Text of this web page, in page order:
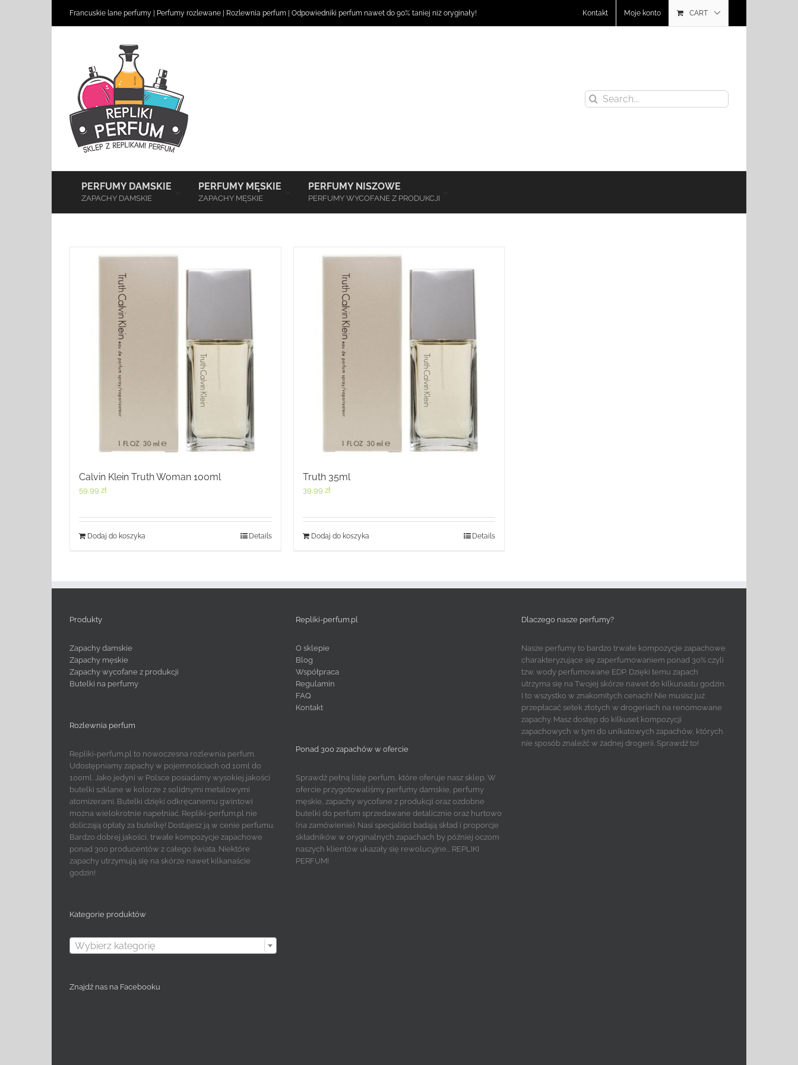
Francuskie lane perfumy Perfumy rozlewane Rozlewnia perfum Odpowiedniki perfum nawet do 90% taniej niż oryginały! Kontakt Moje konto CART
Search
for:
PERFUMY DAMSKIE
ZAPACHY DAMSKIE
PERFUMY MĘSKIE
ZAPACHY MĘSKIE
PERFUMY NISZOWE
PERFUMY WYCOFANE Z PRODUKCJI
Calvin Klein Truth Woman 100ml
59,99 zł
Dodaj do koszyka Details
Truth 35ml
39,99 zł
Dodaj do koszyka Details
Produkty
Zapachy damskie
Zapachy męskie
Zapachy wycofane z produkcji
Butelki na perfumy
Rozlewnia perfum
Repliki-perfum.pl to nowoczesna rozlewnia perfum.
Udostępniamy zapachy w pojemnościach od 10ml do
100ml. Jako jedyni w Polsce posiadamy wysokiej jakości
butelki szklane w kolorze z solidnymi metalowymi
atomizerami. Butelki dzięki odkręcanemu gwintowi
można wielokrotnie napełniać. Repliki-perfum.pl nie
doliczają opłaty za butelkę! Dostajesz ją w cenie perfumu.
Bardzo dobrej jakości, trwałe kompozycje zapachowe
ponad 300 producentów z całego świata. Niektóre
zapachy utrzymują się na skórze nawet kilkanaście
godzin!
Kategorie produktów
Wybierz kategorię
Znajdź nas na Facebooku
Repliki-perfum.pl
O sklepie
Blog
Współpraca
Regulamin
FAQ
Kontakt
Ponad 300 zapachów w ofercie
Sprawdź pełną listę perfum, które oferuje nasz sklep. W
ofercie przygotowaliśmy perfumy damskie, perfumy
męskie, zapachy wycofane z produkcji oraz ozdobne
butelki do perfum sprzedawane detalicznie oraz hurtowo
(na zamówienie). Nasi specjaliści badają skład i proporcje
składników w oryginalnych zapachach by później oczom
naszych klientów ukazały się rewolucyjne... REPLIKI
PERFUM!
Dlaczego nasze perfumy?
Nasze perfumy to bardzo trwałe kompozycje zapachowe
charakteryzujące się zaperfumowaniem ponad 30% czyli
tzw. wody perfumowane EDP. Dzięki temu zapach
utrzyma się na Twojej skórze nawet do kilkunastu godzin.
I to wszystko w znakomitych cenach! Nie musisz już
przepłacać setek złotych w drogeriach na renomowane
zapachy. Masz dostęp do kilkuset kompozycji
zapachowych w tym do unikatowych zapachów, których
nie sposób znaleźć w żadnej drogerii. Sprawdź to!